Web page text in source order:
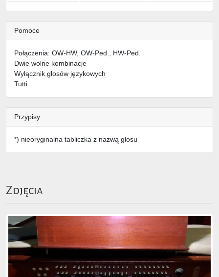
Pomoce
Połączenia: OW-HW, OW-Ped., HW-Ped.
Dwie wolne kombinacje
Wyłącznik głosów językowych
Tutti
Przypisy
*) nieoryginalna tabliczka z nazwą głosu
Zdjęcia